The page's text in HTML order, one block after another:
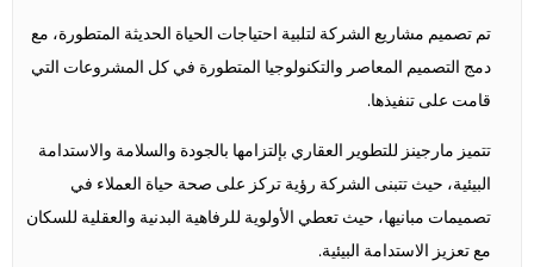
تم تصميم مشاريع الشركة لتلبية احتياجات الحياة الحديثة المتطورة، مع
دمج التصميم المعاصر والتكنولوجيا المتطورة في كل المشروعات التي
قامت على تنفيذها.
تتميز مارجينز للتطوير العقاري بإلتزامها بالجودة والسلامة والاستدامة
البيئية، حيث تتبنى الشركة رؤية تركز على صحة حياة العملاء في
تصميمات مبانيها، حيث تعطي الأولوية للرفاهية البدنية والعقلية للسكان
مع تعزيز الاستدامة البيئية.